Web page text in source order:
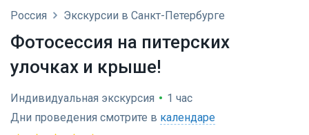
Россия Экскурсии в Санкт-Петербурге
Фотосессия на питерских
улочках и крыше!
Индивидуальная экскурсия • 1 час
Дни проведения смотрите в календаре